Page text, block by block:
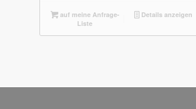
auf meine Anfrage-
Liste
Details anzeigen